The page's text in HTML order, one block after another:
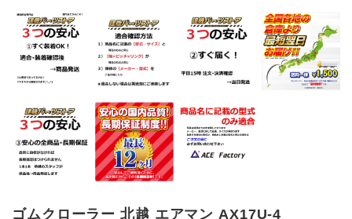
ゴムクローラー 北越 エアマン AX17U-4